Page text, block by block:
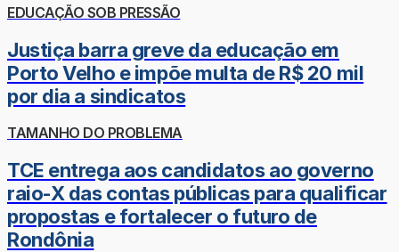
EDUCAÇÃO SOB PRESSÃO
Justiça barra greve da educação em
Porto Velho e impõe multa de R$ 20 mil
por dia a sindicatos
TAMANHO DO PROBLEMA
TCE entrega aos candidatos ao governo
raio-X das contas públicas para qualificar
propostas e fortalecer o futuro de
Rondônia